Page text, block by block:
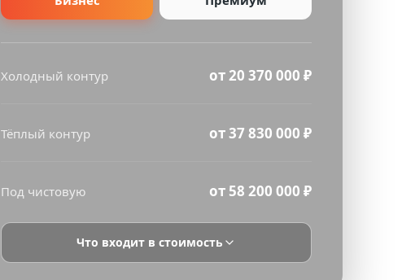
Холодный контур от 20 370 000 ₽
Тёплый контур от 37 830 000 ₽
Под чистовую от 58 200 000 ₽
Что входит в стоимость